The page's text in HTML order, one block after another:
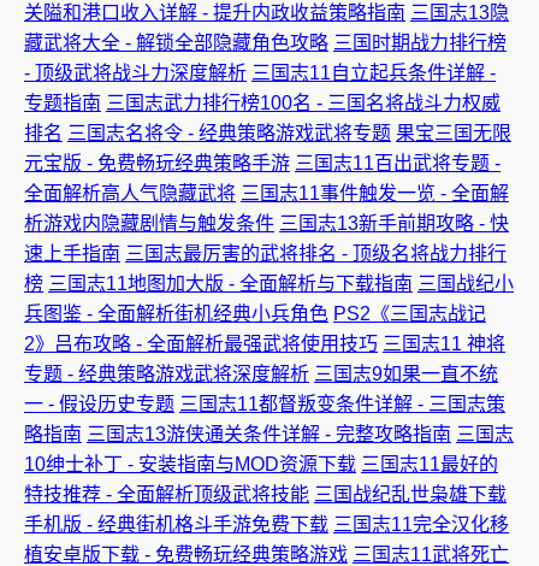
关隘和港口收入详解 - 提升内政收益策略指南 三国志13隐
藏武将大全 - 解锁全部隐藏角色攻略 三国时期战力排行榜
- 顶级武将战斗力深度解析 三国志11自立起兵条件详解 -
专题指南 三国志武力排行榜100名 - 三国名将战斗力权威
排名 三国志名将令 - 经典策略游戏武将专题 果宝三国无限
元宝版 - 免费畅玩经典策略手游 三国志11百出武将专题 -
全面解析高人气隐藏武将 三国志11事件触发一览 - 全面解
析游戏内隐藏剧情与触发条件 三国志13新手前期攻略 - 快
速上手指南 三国志最厉害的武将排名 - 顶级名将战力排行
榜 三国志11地图加大版 - 全面解析与下载指南 三国战纪小
兵图鉴 - 全面解析街机经典小兵角色 PS2《三国志战记
2》吕布攻略 - 全面解析最强武将使用技巧 三国志11 神将
专题 - 经典策略游戏武将深度解析 三国志9如果一直不统
一 - 假设历史专题 三国志11都督叛变条件详解 - 三国志策
略指南 三国志13游侠通关条件详解 - 完整攻略指南 三国志
10绅士补丁 - 安装指南与MOD资源下载 三国志11最好的
特技推荐 - 全面解析顶级武将技能 三国战纪乱世枭雄下载
手机版 - 经典街机格斗手游免费下载 三国志11完全汉化移
植安卓版下载 - 免费畅玩经典策略游戏 三国志11武将死亡